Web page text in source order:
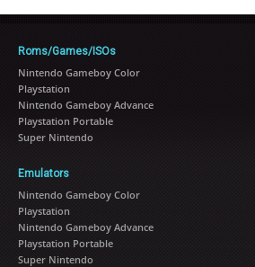
Roms/Games/ISOs
Nintendo Gameboy Color
Playstation
Nintendo Gameboy Advance
Playstation Portable
Super Nintendo
Emulators
Nintendo Gameboy Color
Playstation
Nintendo Gameboy Advance
Playstation Portable
Super Nintendo